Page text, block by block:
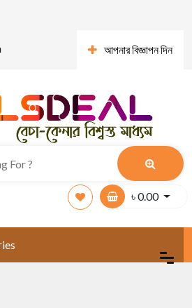
আপনার বিজ্ঞাপন দিন
৳0.00